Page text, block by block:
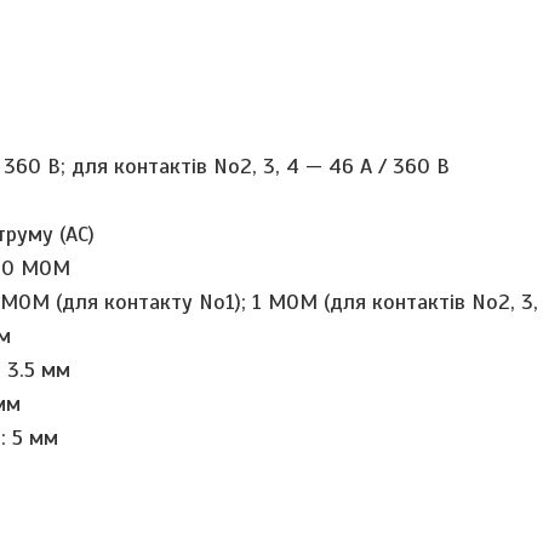
В; для контактів No2, 3, 4 — 46 А / 360 В
(АС)
МОМ
(для контакту No1); 1 МОМ (для контактів No2,
3.5 мм
5 мм